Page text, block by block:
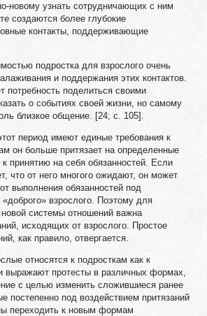
новому узнать сотрудничающих с ним
создаются более глубокие
контакты, поддерживающие
подростка для взрослого очень
и поддержания этих контактов.
потребность поделиться своими
о событиях своей жизни, но самому
близкое общение. [24; c. 105].
период имеют единые требования к
он больше притязает на определенные
принятию на себя обязанностей. Если
что от него многого ожидают, он может
выполнения обязанностей под
взрослого. Поэтому для
системы отношений важна
исходящих от взрослого. Простое
как правило, отвергается.
относятся к подросткам как к
выражают протесты в различных формах,
с целью изменить сложившиеся ранее
постепенно под воздействием притязаний
переходить к новым формам